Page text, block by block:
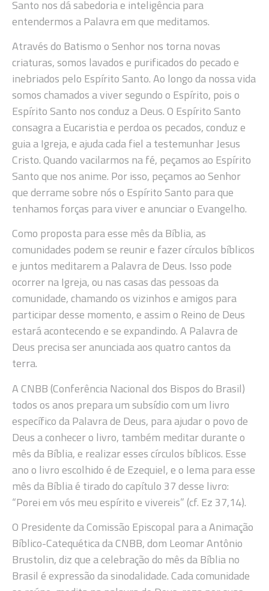
Santo nos dá sabedoria e inteligência para
entendermos a Palavra em que meditamos.
Através do Batismo o Senhor nos torna novas
criaturas, somos lavados e purificados do pecado e
inebriados pelo Espírito Santo. Ao longo da nossa vida
somos chamados a viver segundo o Espírito, pois o
Espírito Santo nos conduz a Deus. O Espírito Santo
consagra a Eucaristia e perdoa os pecados, conduz e
guia a Igreja, e ajuda cada fiel a testemunhar Jesus
Cristo. Quando vacilarmos na fé, peçamos ao Espírito
Santo que nos anime. Por isso, peçamos ao Senhor
que derrame sobre nós o Espírito Santo para que
tenhamos forças para viver e anunciar o Evangelho.
Como proposta para esse mês da Bíblia, as
comunidades podem se reunir e fazer círculos bíblicos
e juntos meditarem a Palavra de Deus. Isso pode
ocorrer na Igreja, ou nas casas das pessoas da
comunidade, chamando os vizinhos e amigos para
participar desse momento, e assim o Reino de Deus
estará acontecendo e se expandindo. A Palavra de
Deus precisa ser anunciada aos quatro cantos da
terra.
A CNBB (Conferência Nacional dos Bispos do Brasil)
todos os anos prepara um subsídio com um livro
específico da Palavra de Deus, para ajudar o povo de
Deus a conhecer o livro, também meditar durante o
mês da Bíblia, e realizar esses círculos bíblicos. Esse
ano o livro escolhido é de Ezequiel, e o lema para esse
mês da Bíblia é tirado do capítulo 37 desse livro:
“Porei em vós meu espírito e vivereis” (cf. Ez 37,14).
O Presidente da Comissão Episcopal para a Animação
Bíblico-Catequética da CNBB, dom Leomar Antônio
Brustolin, diz que a celebração do mês da Bíblia no
Brasil é expressão da sinodalidade. Cada comunidade